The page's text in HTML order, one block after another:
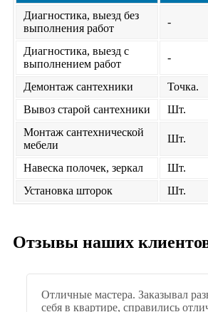
Диагностика, выезд без
выполнения работ
-
Диагностика, выезд с
выполнением работ
-
Демонтаж сантехники Точка.
Вывоз старой сантехники
Шт.
Монтаж сантехнической
мебели
Шт.
Навеска полочек, зеркал Шт.
Установка шторок
Шт.
Отзывы наших
Отличные мастера. Заказывал
себя в квартире, справились